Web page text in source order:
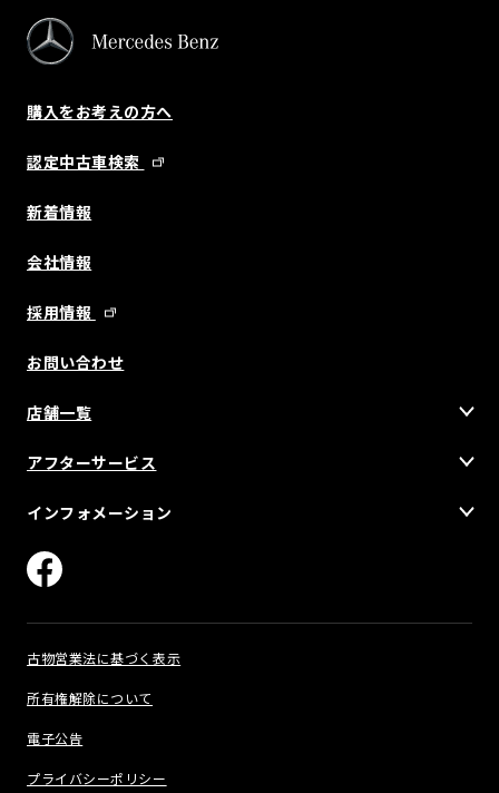
購入をお考えの方へ
認定中古車検索
新着情報
会社情報
採用情報
お問い合わせ
店舗一覧
アフターサービス
インフォメーション
古物営業法に基づく表示
所有権解除について
電子公告
プライバシーポリシー